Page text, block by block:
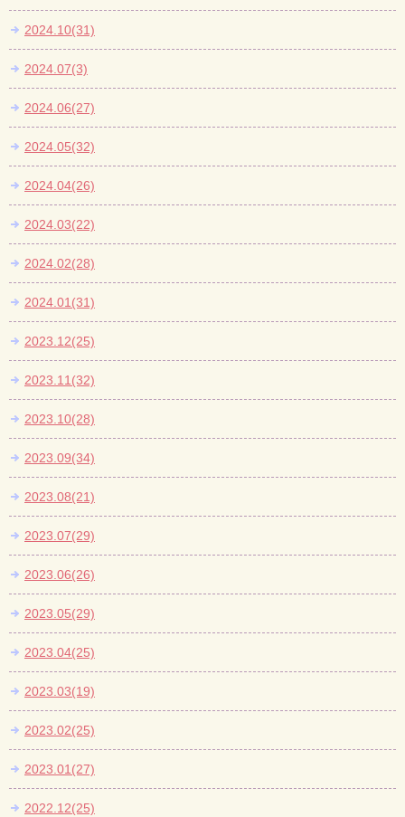
2024.10(31)
2024.07(3)
2024.06(27)
2024.05(32)
2024.04(26)
2024.03(22)
2024.02(28)
2024.01(31)
2023.12(25)
2023.11(32)
2023.10(28)
2023.09(34)
2023.08(21)
2023.07(29)
2023.06(26)
2023.05(29)
2023.04(25)
2023.03(19)
2023.02(25)
2023.01(27)
2022.12(25)